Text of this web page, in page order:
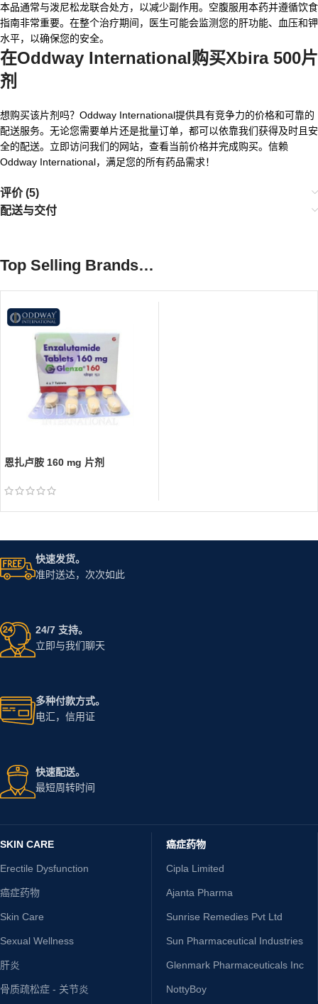
本品通常与泼尼松龙联合处方，以减少副作用。空腹服用本药并遵循饮食
指南非常重要。在整个治疗期间，医生可能会监测您的肝功能、血压和钾
水平，以确保您的安全。
在Oddway International购买Xbira 500片
剂
想购买该片剂吗？Oddway International提供具有竞争力的价格和可靠的
配送服务。无论您需要单片还是批量订单，都可以依靠我们获得及时且安
全的配送。立即访问我们的网站，查看当前价格并完成购买。信赖
Oddway International，满足您的所有药品需求！
评价 (5)
配送与交付
Top Selling Brands…
恩扎卢胺 160 mg 片剂
快速发货。
准时送达，次次如此
24/7 支持。
立即与我们聊天
多种付款方式。
电汇，信用证
快速配送。
最短周转时间
SKIN CARE
Erectile Dysfunction
癌症药物
Skin Care
Sexual Wellness
肝炎
骨质疏松症 - 关节炎
癌症药物
Cipla Limited
Ajanta Pharma
Sunrise Remedies Pvt Ltd
Sun Pharmaceutical Industries
Glenmark Pharmaceuticals Inc
NottyBoy